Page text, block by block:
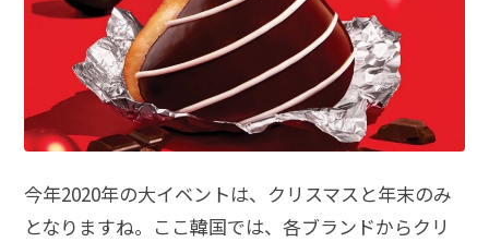
今年2020年の大イベントは、クリスマスと年末のみ
となりますね。ここ韓国では、各ブランドからクリ